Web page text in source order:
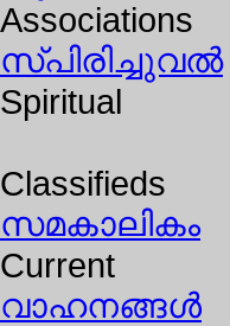
Associations
സ്പിരിച്ചുവല്‍
Spiritual
Classifieds
സമകാലികം
Current
വാഹനങ്ങള്‍